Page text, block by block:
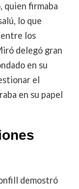
quien firmaba
lo que
los
delegó gran
en su
el
en su papel
demostró